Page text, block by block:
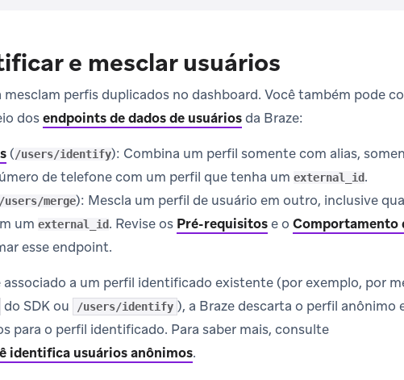
e mesclar usuários
perfis duplicados no dashboard. Você também pode
dosendpoints de dados de usuáriosda Braze:
(/users/identify): Combina um perfil somente com alias,
de telefone com um perfil que tenha um external_id.
/users/merge): Mescla um perfil de usuário em outro, inclusive
um external_id. Revise os Pré-requisitose o Comportamento
esse endpoint.
a um perfil identificado existente (por exemplo, por
do SDK ou /users/identify ), a Braze descarta o perfil anônimo
para o perfil identificado. Para saber mais, consulte
identifica usuários anônimos.